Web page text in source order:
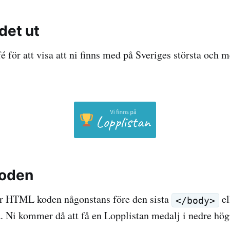
ut
för att visa att ni finns med på Sveriges största och
koden någonstans före den sista </body>
Ni kommer då att få en Lopplistan medalj i nedre